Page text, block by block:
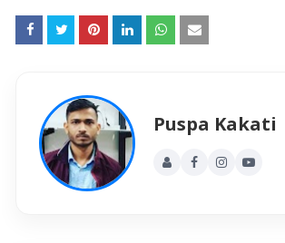
Puspa Kakati